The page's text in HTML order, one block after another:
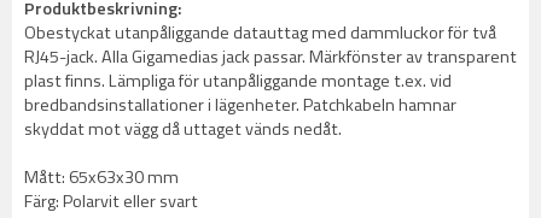
Produktbeskrivning:
Obestyckat utanpåliggande datauttag med dammluckor för två
RJ45-jack. Alla Gigamedias jack passar. Märkfönster av transparent
plast finns. Lämpliga för utanpåliggande montage t.ex. vid
bredbandsinstallationer i lägenheter. Patchkabeln hamnar
skyddat mot vägg då uttaget vänds nedåt.
Mått: 65x63x30 mm
Färg: Polarvit eller svart